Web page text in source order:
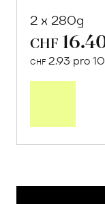
2 x 280g
CHF
CHF 2.93 pro